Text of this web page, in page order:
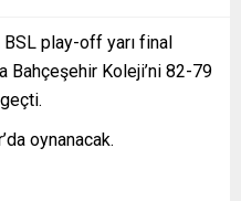
play-off yarı final
Bahçeşehir Koleji’ni 82-79
oynanacak.